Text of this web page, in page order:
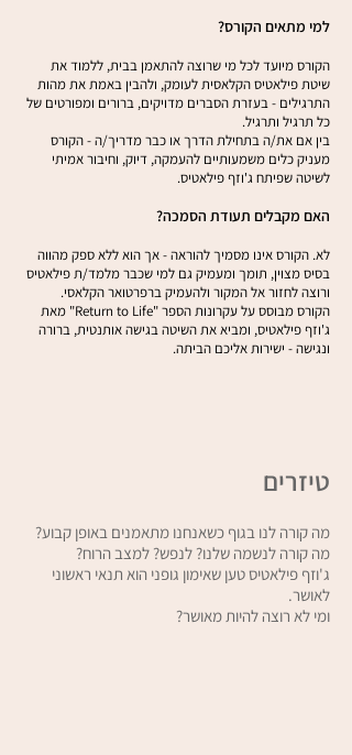
למי מתאים הקורס?
הקורס מיועד לכל מי שרוצה להתאמן בבית, ללמוד את
שיטת פילאטיס הקלאסית לעומק, ולהבין באמת את מהות
התרגילים - בעזרת הסברים מדויקים, ברורים ומפורטים של
כל תרגיל ותרגיל.
בין אם את/ה בתחילת הדרך או כבר מדריך/ה - הקורס
מעניק כלים משמעותיים להעמקה, דיוק, וחיבור אמיתי
לשיטה שפיתח ג'וזף פילאטיס.
האם מקבלים תעודת הסמכה?
לא. הקורס אינו מסמיך להוראה - אך הוא ללא ספק מהווה
בסיס מצוין, תומך ומעמיק גם למי שכבר מלמד/ת פילאטיס
ורוצה לחזור אל המקור ולהעמיק ברפרטואר הקלאסי.
הקורס מבוסס על עקרונות הספר "Return to Life" מאת
ג'וזף פילאטיס, ומביא את השיטה בגישה אותנטית, ברורה
ונגישה - ישירות אליכם הביתה.​
טיזרים
מה קורה לנו בגוף כשאנחנו מתאמנים באופן קבוע?
מה קורה לנשמה שלנו? לנפש? למצב הרוח?
ג'וזף פילאטיס טען שאימון גופני הוא תנאי ראשוני
לאושר.
ומי לא רוצה להיות מאושר?